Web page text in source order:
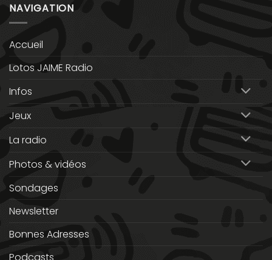
NAVIGATION
Accueil
Lotos JAIME Radio
Infos
Jeux
La radio
Photos & vidéos
Sondages
Newsletter
Bonnes Adresses
Podcasts